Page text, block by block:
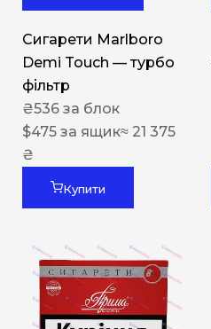
Сигарети Marlboro
Demi Touch — турбо
фільтр
₴536 за блок
$475 за ящик≈ 21 375
₴
Купити